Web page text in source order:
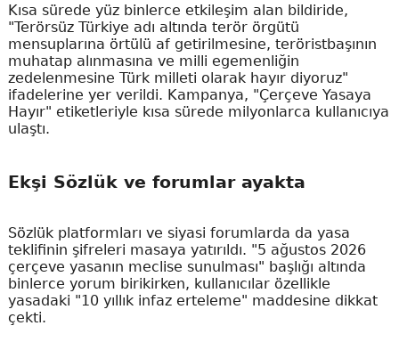
Kısa sürede yüz binlerce etkileşim alan bildiride,
"Terörsüz Türkiye adı altında terör örgütü
mensuplarına örtülü af getirilmesine, teröristbaşının
muhatap alınmasına ve milli egemenliğin
zedelenmesine Türk milleti olarak hayır diyoruz"
ifadelerine yer verildi. Kampanya, "Çerçeve Yasaya
Hayır" etiketleriyle kısa sürede milyonlarca kullanıcıya
ulaştı.
Ekşi Sözlük ve forumlar ayakta
Sözlük platformları ve siyasi forumlarda da yasa
teklifinin şifreleri masaya yatırıldı. "5 ağustos 2026
çerçeve yasanın meclise sunulması" başlığı altında
binlerce yorum birikirken, kullanıcılar özellikle
yasadaki "10 yıllık infaz erteleme" maddesine dikkat
çekti.